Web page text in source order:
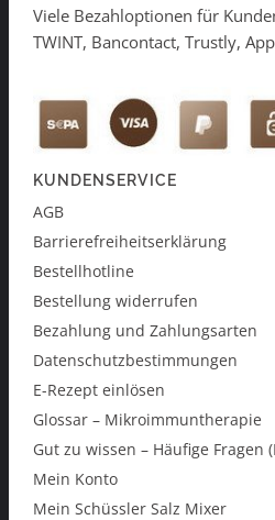
Viele Bezahloptionen für
TWINT, Bancontact, Trustly,
KUNDENSERVICE
AGB
Barrierefreiheitserklärung
Bestellhotline
Bestellung widerrufen
Bezahlung und Zahlungsarten
Datenschutzbestimmungen
E-Rezept einlösen
Glossar – Mikroimmuntherapie
Gut zu wissen – Häufige Fragen
Mein Konto
Mein Schüssler Salz Mixer